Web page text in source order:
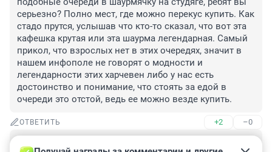
серьезно? Полно мест, где можно перекус купить. Как
стадо прутся, услышав что кто-то сказал, что вот эта
кафешка крутая или эта шаурма легендарная. Самый
прикол, что взрослых нет в этих очередях, значит в
нашем инфополе не говорят о модности и
легендарности этих харчевен либо у нас есть
достоинство и понимание, что стоять за едой в
очереди это отстой, ведь ее можно везде купить.
ОТВЕТИТЬ +2 –0
29 октября 2022, 01:25